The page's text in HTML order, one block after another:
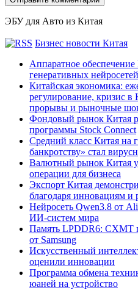
ЭБУ для Авто из Китая
Бизнес новости Китая
Аппаратное
генеративных нейросетей
Китайская экономика:
регулирование, кризис в
прорывы и рыночные
Фондовый рынок Китая
программы Stock Connect
Средний класс Китая на
банкротству» стал
Валютный рынок Китая
операции для бизнеса
Экспорт Китая
благодаря инновациям и
Нейросеть Qwen3.8 от
ИИ-систем мира
Память LPDDR6: CXMT
от Samsung
Искусственный
оценили инновации
Программа обмена
юаней на устройство